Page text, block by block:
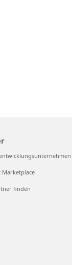
Marketplace
finden